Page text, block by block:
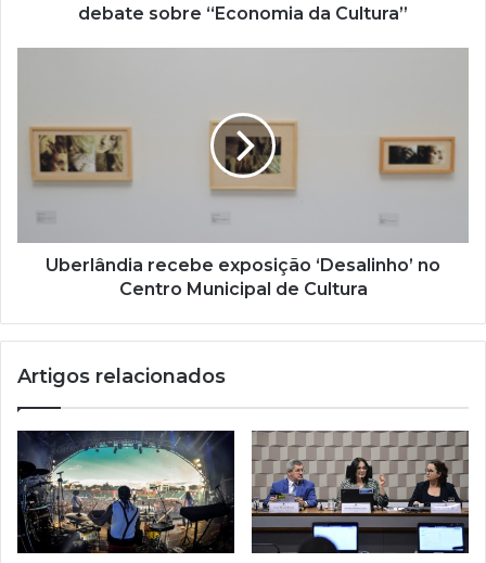
debate sobre “Economia da Cultura”
Uberlândia recebe exposição ‘Desalinho’ no
Centro Municipal de Cultura
Artigos relacionados